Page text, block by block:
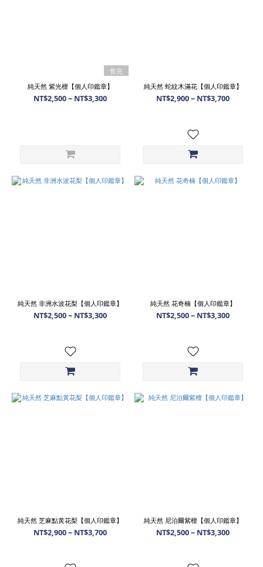
售完
純天然 紫光檀【個人印鑑章】
NT$2,500 ~ NT$3,300
純天然 蛇紋木滿花【個人印鑑章】
NT$2,900 ~ NT$3,700
純天然 非洲水波花梨【個人印鑑章】
NT$2,500 ~ NT$3,300
純天然 花奇楠【個人印鑑章】
NT$2,500 ~ NT$3,300
純天然 芝麻點黃花梨【個人印鑑章】
NT$2,900 ~ NT$3,700
純天然 尼泊爾紫檀【個人印鑑章】
NT$2,500 ~ NT$3,300